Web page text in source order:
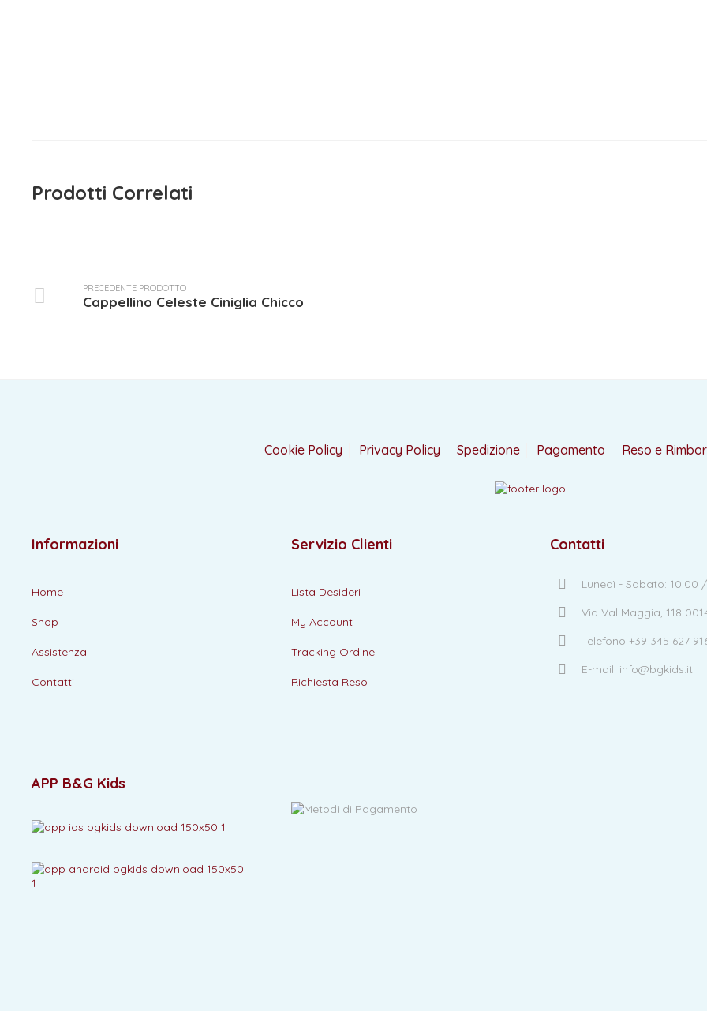
Prodotti Correlati
PRECEDENTE PRODOTTO
Cappellino Celeste Ciniglia Chicco
Cookie Policy Privacy Policy Spedizione Pagamento Reso e
Informazioni
Home
Shop
Assistenza
Contatti
Servizio Clienti
Lista Desideri
My Account
Tracking Ordine
Richiesta Reso
Contatti
Lunedì - Sabato: 10:00
Via Val Maggia, 118
Telefono +39 345 627
E-mail: info@bgkids.it
APP B&G Kids